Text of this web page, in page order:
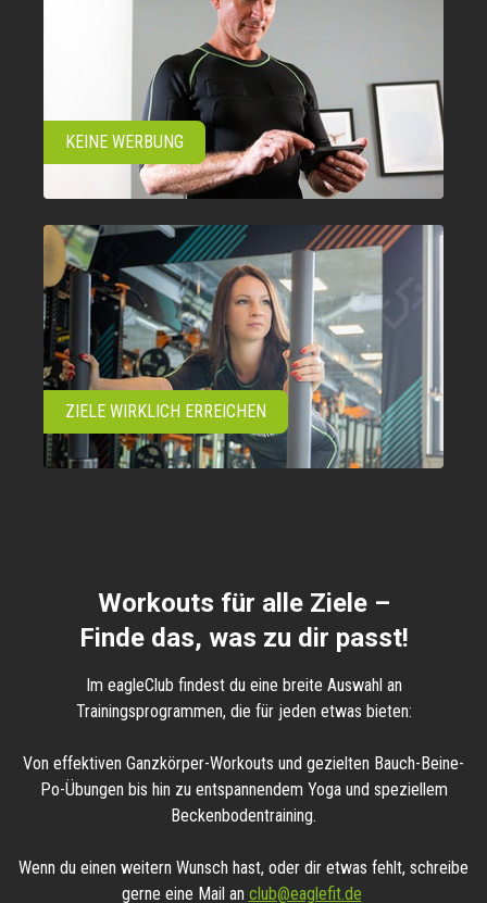
KEINE WERBUNG
ZIELE WIRKLICH ERREICHEN
Workouts für alle Ziele –
Finde das, was zu dir passt!
Im eagleClub findest du eine breite Auswahl an
Trainingsprogrammen, die für jeden etwas bieten:
Von effektiven Ganzkörper-Workouts und gezielten Bauch-Beine-
Po-Übungen bis hin zu entspannendem Yoga und speziellem
Beckenbodentraining.
Wenn du einen weitern Wunsch hast, oder dir etwas fehlt, schreibe
gerne eine Mail an club@eaglefit.de